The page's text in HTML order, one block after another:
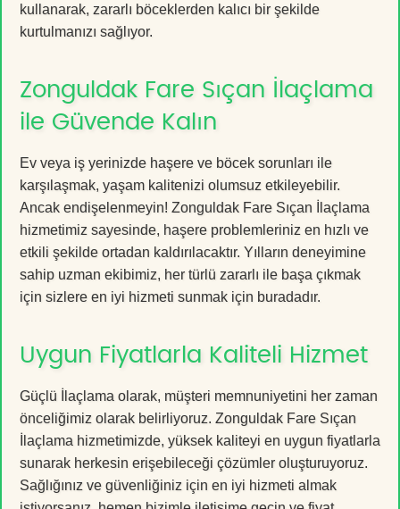
kullanarak, zararlı böceklerden kalıcı bir şekilde
kurtulmanızı sağlıyor.
Zonguldak Fare Sıçan İlaçlama
ile Güvende Kalın
Ev veya iş yerinizde haşere ve böcek sorunları ile
karşılaşmak, yaşam kalitenizi olumsuz etkileyebilir.
Ancak endişelenmeyin! Zonguldak Fare Sıçan İlaçlama
hizmetimiz sayesinde, haşere problemleriniz en hızlı ve
etkili şekilde ortadan kaldırılacaktır. Yılların deneyimine
sahip uzman ekibimiz, her türlü zararlı ile başa çıkmak
için sizlere en iyi hizmeti sunmak için buradadır.
Uygun Fiyatlarla Kaliteli Hizmet
Güçlü İlaçlama olarak, müşteri memnuniyetini her zaman
önceliğimiz olarak belirliyoruz. Zonguldak Fare Sıçan
İlaçlama hizmetimizde, yüksek kaliteyi en uygun fiyatlarla
sunarak herkesin erişebileceği çözümler oluşturuyoruz.
Sağlığınız ve güvenliğiniz için en iyi hizmeti almak